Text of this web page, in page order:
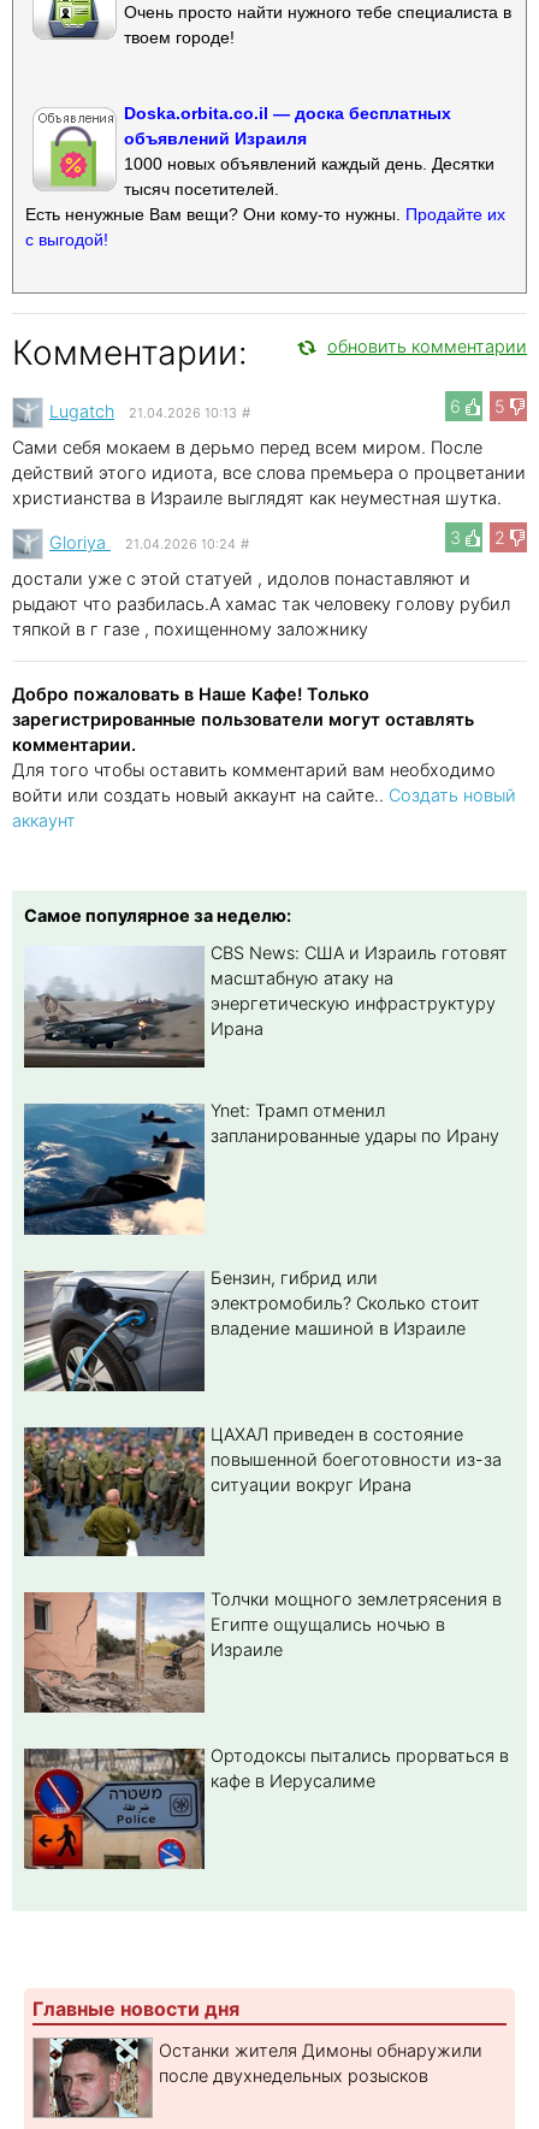
Очень просто найти нужного тебе специалиста в
твоем городе!
Doska.orbita.co.il — доска бесплатных
объявлений Израиля
1000 новых объявлений каждый день. Десятки
тысяч посетителей.
Есть ненужные Вам вещи? Они кому-то нужны. Продайте их
с выгодой!
Комментарии: обновить комментарии
6 5
Lugatch 21.04.2026 10:13 #
Сами себя мокаем в дерьмо перед всем миром. После
действий этого идиота, все слова премьера о процветании
христианства в Израиле выглядят как неуместная шутка.
3
2
Gloriya 21.04.2026 10:24 #
достали уже с этой статуей , идолов понаставляют и
рыдают что разбилась.А хамас так человеку голову рубил
тяпкой в г газе , похищенному заложнику
Добро пожаловать в Наше Кафе! Только
зарегистрированные пользователи могут оставлять
комментарии.
Для того чтобы оставить комментарий вам необходимо
войти или создать новый аккаунт на сайте.. Создать новый
аккаунт
Самое популярное за неделю:
CBS News: США и Израиль готовят
масштабную атаку на
энергетическую инфраструктуру
Ирана
Ynet: Трамп отменил
запланированные удары по Ирану
Бензин, гибрид или
электромобиль? Cколько стоит
владение машиной в Израиле
ЦАХАЛ приведен в состояние
повышенной боеготовности из-за
ситуации вокруг Ирана
Толчки мощного землетрясения в
Египте ощущались ночью в
Израиле
Ортодоксы пытались прорваться в
кафе в Иерусалиме
Главные новости дня
Останки жителя Димоны обнаружили
после двухнедельных розысков